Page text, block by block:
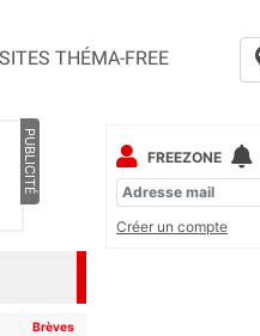
SITES THÉMA-FREE
PUBLICITÉ
Brèves
FREEZONE
Créer un compte